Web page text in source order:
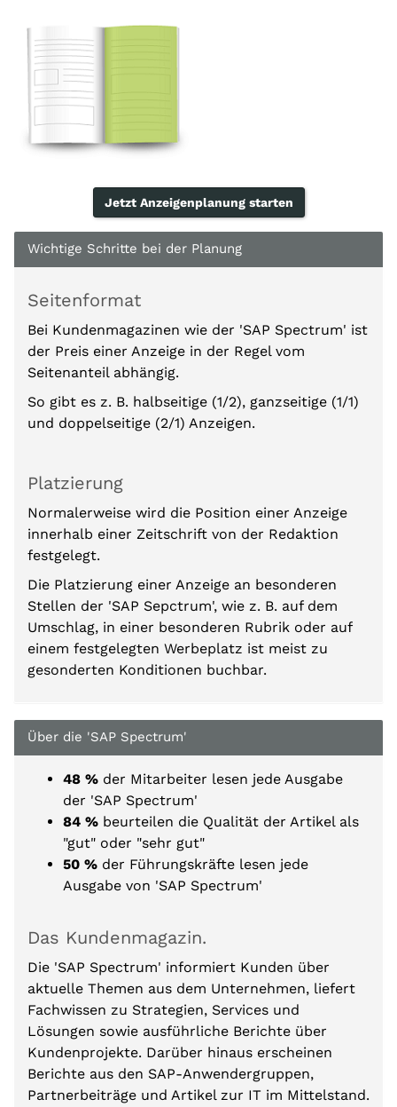
Jetzt Anzeigenplanung starten
Wichtige Schritte bei der Planung
Seitenformat
Bei Kundenmagazinen wie der 'SAP Spectrum' ist
der Preis einer Anzeige in der Regel vom
Seitenanteil abhängig.
So gibt es z. B. halbseitige (1/2), ganzseitige (1/1)
und doppelseitige (2/1) Anzeigen.
Platzierung
Normalerweise wird die Position einer Anzeige
innerhalb einer Zeitschrift von der Redaktion
festgelegt.
Die Platzierung einer Anzeige an besonderen
Stellen der 'SAP Sepctrum', wie z. B. auf dem
Umschlag, in einer besonderen Rubrik oder auf
einem festgelegten Werbeplatz ist meist zu
gesonderten Konditionen buchbar.
Über die 'SAP Spectrum'
48 % der Mitarbeiter lesen jede Ausgabe
der 'SAP Spectrum'
84 % beurteilen die Qualität der Artikel als
"gut" oder "sehr gut"
50 % der Führungskräfte lesen jede
Ausgabe von 'SAP Spectrum'
Das Kundenmagazin.
Die 'SAP Spectrum' informiert Kunden über
aktuelle Themen aus dem Unternehmen, liefert
Fachwissen zu Strategien, Services und
Lösungen sowie ausführliche Berichte über
Kundenprojekte. Darüber hinaus erscheinen
Berichte aus den SAP-Anwendergruppen,
Partnerbeiträge und Artikel zur IT im Mittelstand.